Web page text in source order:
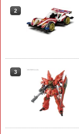
2
3